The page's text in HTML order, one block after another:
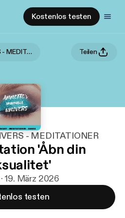
Kostenlos testen
ANNETTE'S UNIVERS - MEDITATIONER Teilen
- MEDITATIONER
'Åbn din
19. März 2026
testen